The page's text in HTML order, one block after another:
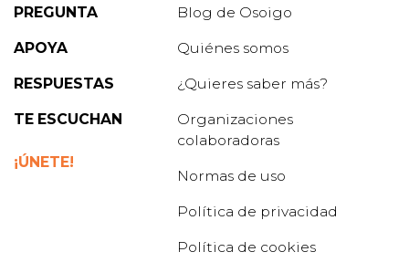
PREGUNTA
APOYA
RESPUESTAS
TE ESCUCHAN
¡ÚNETE!
Blog de Osoigo
Quiénes somos
¿Quieres saber más?
Organizaciones
colaboradoras
Normas de uso
Política de privacidad
Política de cookies